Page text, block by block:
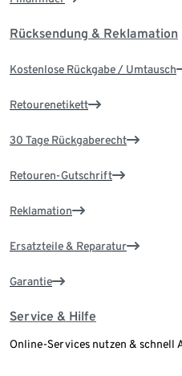
Rücksendung & Reklamation
Kostenlose Rückgabe / Umtausch
Retourenetikett
30 Tage Rückgaberecht
Retouren-Gutschrift
Reklamation
Ersatzteile & Reparatur
Garantie
Service & Hilfe
Online-Services nutzen & schnell